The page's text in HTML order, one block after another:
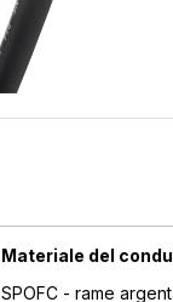
Materiale del
SPOFC - rame